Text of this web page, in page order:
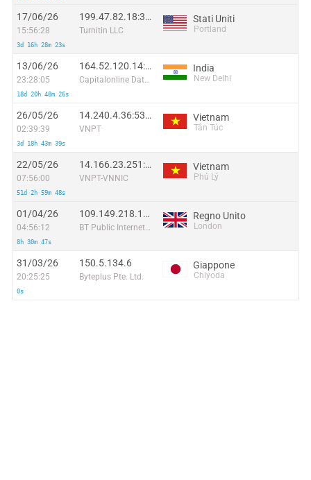
17/06/26
15:56:28
3d 16h 28m 23s
199.47.82.18:36322
Turnitin LLC
Stati Uniti
Portland
13/06/26
23:28:05
18d 20h 48m 26s
164.52.120.14:44835
Capitalonline Data Service (HK) Co
India
New Delhi
26/05/26
02:39:39
3d 18h 43m 39s
14.240.4.36:53108
VNPT
Vietnam
Tân Túc
22/05/26
07:56:00
51d 2h 59m 48s
14.166.23.251:42970
VNPT-VNNIC
Vietnam
Phủ Lý
01/04/26
04:56:12
8h 30m 47s
109.149.218.183
BT Public Internet Service
Regno Unito
London
31/03/26
20:25:25
0s
150.5.134.6
Byteplus Pte. Ltd.
Giappone
Chiyoda